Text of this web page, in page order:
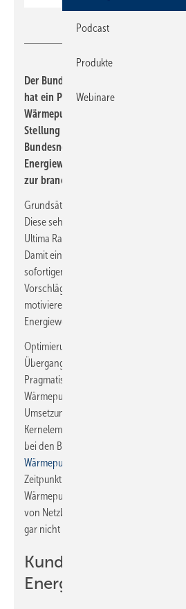
Der Bundesverband der Deutschen
hat ein Positionspapier zur
Wärmepumpen veröffentlicht. Der
Stellung zum aktuellen
Bundesnetzagentur (BNetzA) und
Energiewirtschaftsgesetzes und
zur branchenübergreifenden
Grundsätzlich begrüßt der BDH die
Diese sehen Steuereingriffe durch
Ultima Ratio im Falle einer temporären
Damit einher geht auch die
sofortigen Anschluss von neu
Vorschläge flankieren den
motivieren Kunden über
Energiewendetechnologien zu
Optimierungsbedarf sieht der BDH in
Übergangsphase bis zum Erreichen des
Pragmatischer Bestandsschutz der
Wärmepumpen und die freie Wahl der
Umsetzung des Steuerungseingriffes
Kernelemente, um die Akzeptanz für die
bei den Bürgerinnen und Bürgern zu
Wärmepumpenhochlauf
Zeitpunkt darauf verlassen können,
Wärmepumpe zukunftssicher ist, und er
von Netzbetreiberschnittstellen
gar nicht definiert sind.
Kunden nehmen
Energiesystem ein
Podcast
Produkte
Webinare